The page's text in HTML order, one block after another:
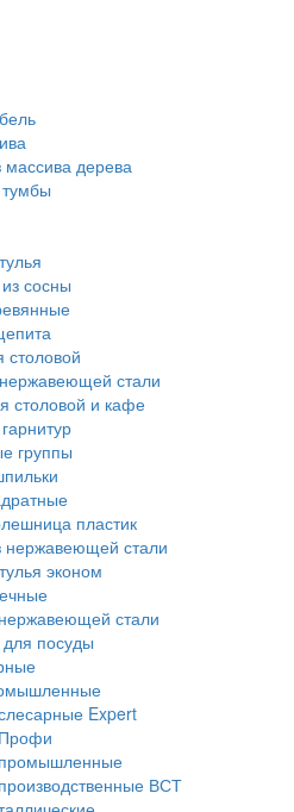
дерева
сосны
стали
столовой и кафе
группы
пластик
стали
эконом
стали
посуды
Expert
ВСТ